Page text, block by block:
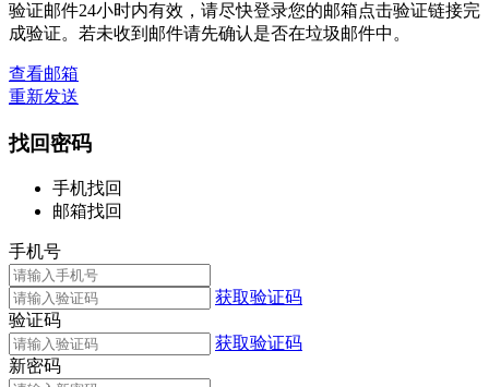
验证邮件24小时内有效，请尽快登录您的邮箱点击验证链接完
成验证。若未收到邮件请先确认是否在垃圾邮件中。
查看邮箱
重新发送
找回密码
手机找回
邮箱找回
手机号
获取验证码
验证码
获取验证码
新密码